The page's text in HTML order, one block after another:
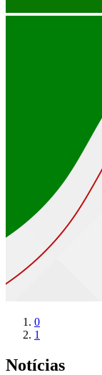
0
1
Notícias